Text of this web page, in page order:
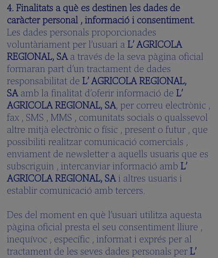
4. Finalitats a què es destinen les dades de
caràcter personal , informació i consentiment.
Les dades personals proporcionades
voluntàriament per l’usuari aL’ AGRICOLA
REGIONAL, SAa través de la seva pàgina oficial
formaran part d’un tractament de dades
responsabilitat de L’ AGRICOLA REGIONAL,
SAamb la finalitat d’oferir informació de L’
AGRICOLA REGIONAL, SA, per correu electrònic ,
fax , SMS , MMS , comunitats socials o qualssevol
altre mitjà electrònic o físic , present o futur , que
possibiliti realitzar comunicació comercials ,
enviament de newsletter a aquells usuaris que es
subscriguin , intercanviar informació amb L’
AGRICOLA REGIONAL, SAi altres usuaris i
establir comunicació amb tercers.
Des del moment en què l’usuari utilitza aquesta
pàgina oficial presta el seu consentiment lliure ,
inequívoc , específic , informat i exprés per al
tractament de les seves dades personals perL’